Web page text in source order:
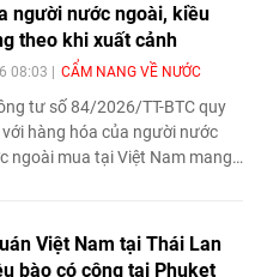
người nước ngoài, kiều
theo khi xuất cảnh
08:03 CẨM NANG VỀ NƯỚC
tư số 84/2026/TT-BTC quy
hàng hóa của người nước
ngoài mua tại Việt Nam mang
Việt Nam tại Thái Lan
bào có công tại Phuket